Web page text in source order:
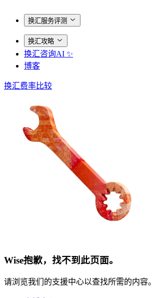
换汇服务评测
换汇攻略
换汇咨询AI ✨
博客
换汇费率比较
Wise抱歉，找不到此页面。
请浏览我们的支援中心以查找所需的内容。